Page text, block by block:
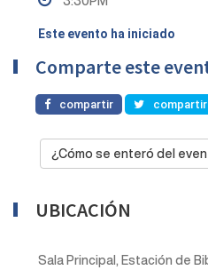
Este evento ha iniciado
Comparte este
compartir compartir
¿Cómo se enteró del
UBICACIÓN
Sala Principal, Estación de